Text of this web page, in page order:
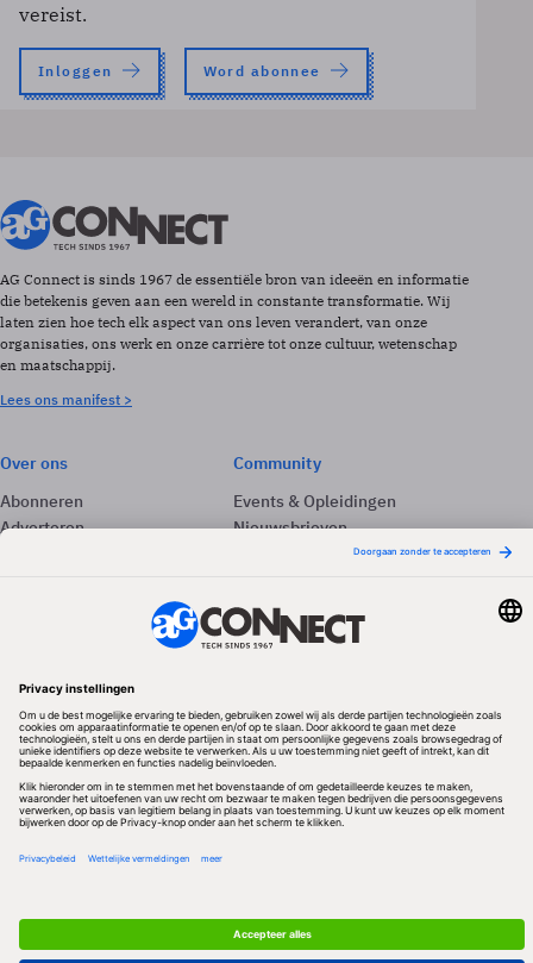
vereist.
Inloggen Word abonnee
AG Connect is sinds 1967 de essentiële bron van ideeën en informatie
die betekenis geven aan een wereld in constante transformatie. Wij
laten zien hoe tech elk aspect van ons leven verandert, van onze
organisaties, ons werk en onze carrière tot onze cultuur, wetenschap
en maatschappij.
Lees ons manifest >
Over ons
Abonneren
Adverteren
Community
Events & Opleidingen
Nieuwsbrieven
Volg ons
Redactionele partner